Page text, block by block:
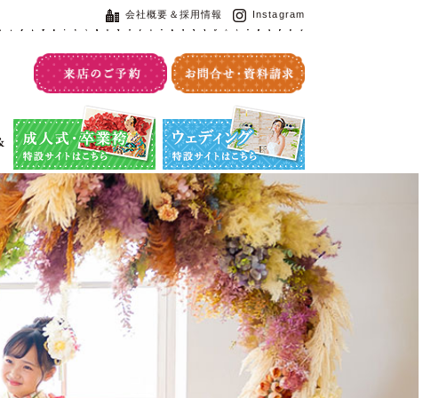
会社概要＆採用情報 Instagram
成人式・卒業袴特設サイト ウエディング特設サイト